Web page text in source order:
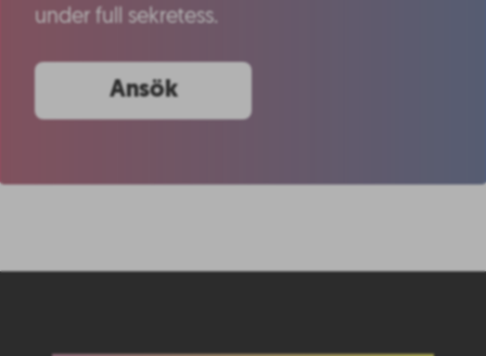
under full sekretess.
Ansök